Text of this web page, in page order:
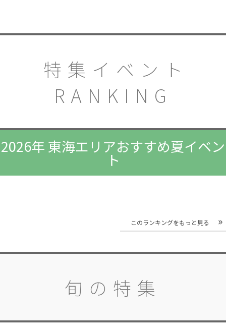
特集イベント
RANKING
2026年 東海エリアおすすめ夏イベン
ト
このランキングをもっと見る
旬の特集